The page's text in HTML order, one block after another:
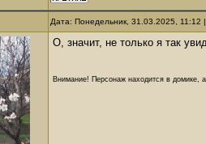
Дата: Понедельник, 31.03.2025,
О, значит, не только я так
Внимание! Персонаж находится в домике,